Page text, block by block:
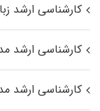
کارشناسی ارشد
کارشناسی ارشد
کارشناسی ارشد